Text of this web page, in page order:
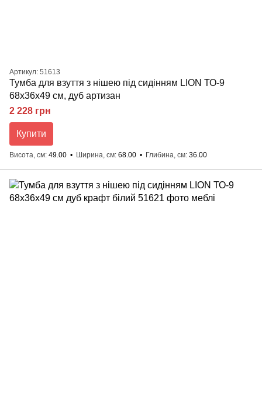
Артикул: 51613
Тумба для взуття з нішею під сидінням LION ТО-9
68x36x49 см, дуб артизан
2 228 грн
Купити
Висота, см 49.00 Ширина, см 68.00 Глибина, см 36.00